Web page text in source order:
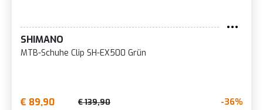
SHIMANO
MTB-Schuhe Clip SH-EX500 Grün
€ 89,90 € 139,90 -36%